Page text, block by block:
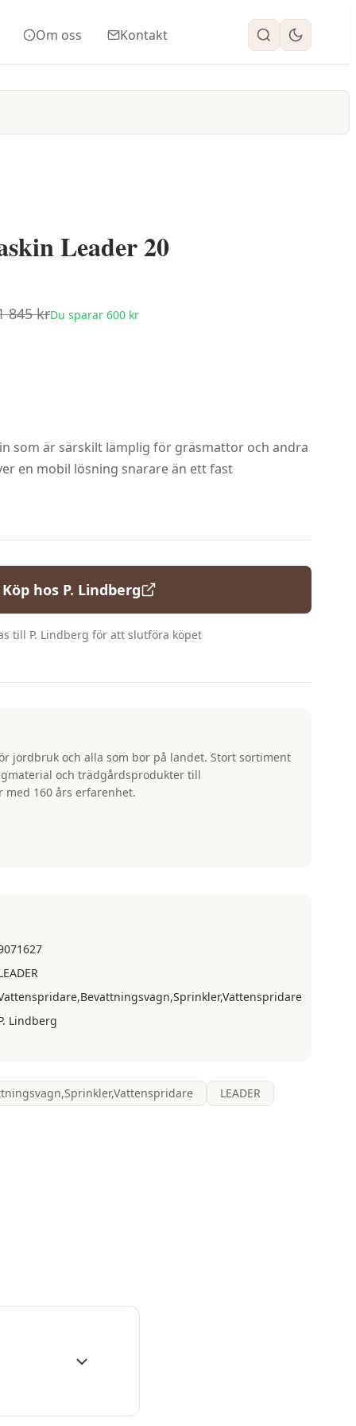
Om oss Kontakt
Leader 20
845krDu sparar 600 kr
som är särskilt lämplig för gräsmattor och andra
en mobil lösning snarare än ett fast
Köp hos P. Lindberg
till P. Lindberg för att slutföra köpet
jordbruk och alla som bor på landet. Stort sortiment
och trädgårdsprodukter till
160 års erfarenhet.
Lindberg
LEADER